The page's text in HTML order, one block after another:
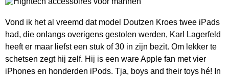
Vond ik het al vreemd dat model Doutzen Kroes twee iPads
had, die onlangs overigens gestolen werden, Karl Lagerfeld
heeft er maar liefst een stuk of 30 in zijn bezit. Om lekker te
schetsen zegt hij zelf. Hij is een ware Apple fan met vier
iPhones en honderden iPods. Tja, boys and their toys hé! In